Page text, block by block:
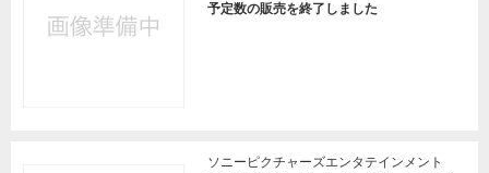
予定数の販売を終了しました
ソニーピクチャーズエンタテインメント